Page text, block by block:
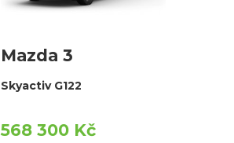
Mazda 3
Skyactiv G122
568 300 Kč